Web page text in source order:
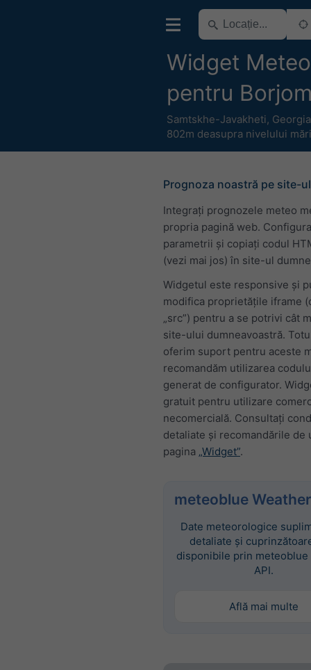
Widget
pentru
Samtskhe-Javakheti, Georgia
802m deasupra nivelului
Prognoza noastră pe site-
Integrați prognozele meteo
propria pagină web.
parametrii și copiați codul
(vezi mai jos) în site-ul
Widgetul este responsive și
modifica proprietățile iframe
„src”) pentru a se potrivi cât
site-ului dumneavoastră.
oferim suport pentru aceste
recomandăm utilizarea
generat de configurator.
gratuit pentru utilizare
necomercială. Consultați
detaliate și recomandările de
pagina „Widget”.
meteoblue
Date meteorologice
detaliate și
disponibile prin meteoblue
API.
Află mai multe